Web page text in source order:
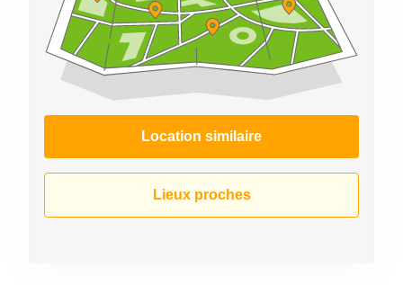
Location similaire
Lieux proches